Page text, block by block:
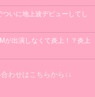
ついに地上波デビューしてし
が出演しなくて炎上！？炎上
わせはこちらから↓↓